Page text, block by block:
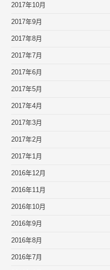
2017年10月
2017年9月
2017年8月
2017年7月
2017年6月
2017年5月
2017年4月
2017年3月
2017年2月
2017年1月
2016年12月
2016年11月
2016年10月
2016年9月
2016年8月
2016年7月